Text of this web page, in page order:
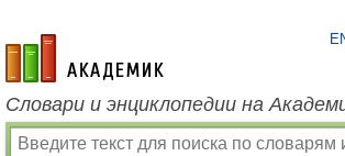
academic.ru
Словари и энциклопедии на